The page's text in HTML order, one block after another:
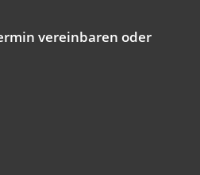
vereinbaren oder